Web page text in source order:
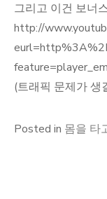
그리고 이건 보너
http://
(트래픽 문제가 생
Posted in 몸을 타